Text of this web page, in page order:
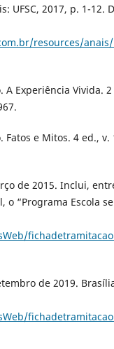
UFSC, 2017, p. 1-12.
resources/anais/
A Experiência Vivida.
Fatos e Mitos. 4 ed., v.
de 2015. Inclui,
o “Programa Escola
de 2019.